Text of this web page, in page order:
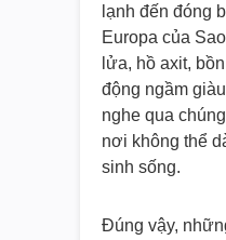
lạnh đến đóng
Europa của
lửa, hồ axit,
động ngầm
nghe qua
nơi không thể
sinh sống.
Đúng vậy,